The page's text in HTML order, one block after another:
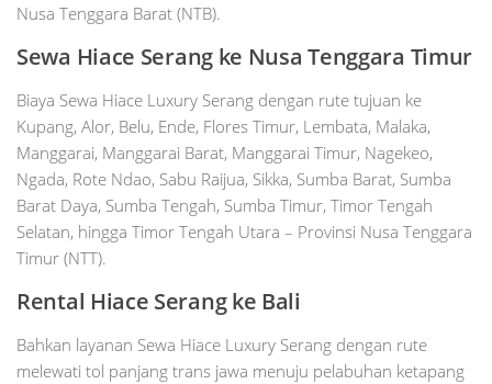
Nusa Tenggara Barat (NTB).
Sewa Hiace Serang ke Nusa Tenggara Timur
Biaya Sewa Hiace Luxury Serang dengan rute tujuan ke
Kupang, Alor, Belu, Ende, Flores Timur, Lembata, Malaka,
Manggarai, Manggarai Barat, Manggarai Timur, Nagekeo,
Ngada, Rote Ndao, Sabu Raijua, Sikka, Sumba Barat, Sumba
Barat Daya, Sumba Tengah, Sumba Timur, Timor Tengah
Selatan, hingga Timor Tengah Utara – Provinsi Nusa Tenggara
Timur (NTT).
Rental Hiace Serang ke Bali
Bahkan layanan Sewa Hiace Luxury Serang dengan rute
melewati tol panjang trans jawa menuju pelabuhan ketapang